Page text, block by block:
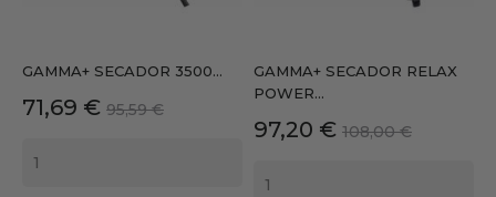
GAMMA+ SECADOR 3500...
Precio
71,69 € Precio
95,59 €
GAMMA+ SECADOR RELAX
POWER...
Precio
97,20 € Precio
108,00 €